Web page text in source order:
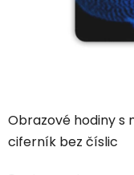
Obrazové hodiny s
ciferník bez číslic